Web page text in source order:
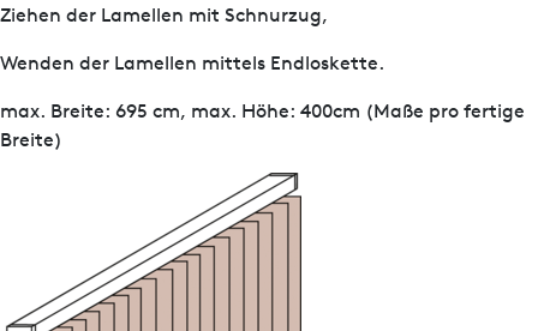
Ziehen der Lamellen mit Schnurzug,
Wenden der Lamellen mittels Endloskette.
max. Breite: 695 cm, max. Höhe: 400cm (Maße pro fertige
Breite)